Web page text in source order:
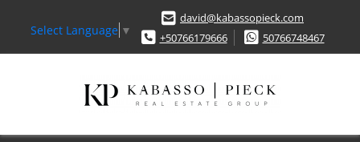
Select Language ▼
david@kabassopieck.com
+50766179666
50766748467